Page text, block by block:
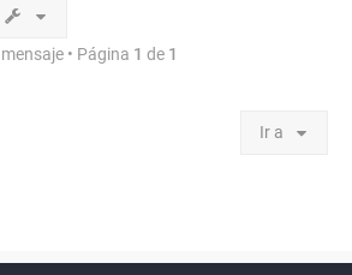
• Página 1 de 1
Ir a